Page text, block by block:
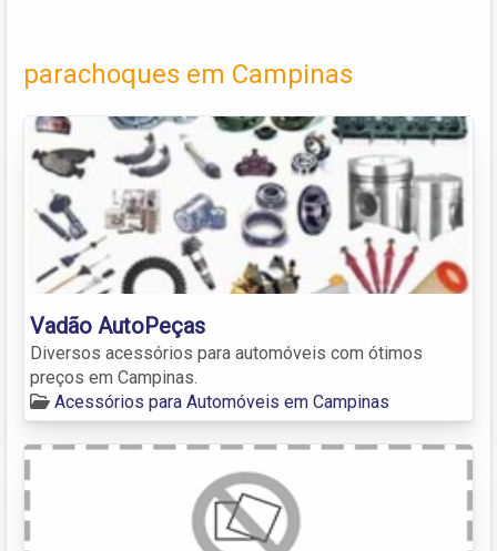
parachoques em Campinas
Vadão AutoPeças
Diversos acessórios para automóveis com ótimos
preços em Campinas.
Acessórios para Automóveis em Campinas